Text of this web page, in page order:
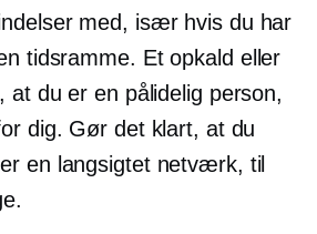
med, især hvis du har
tidsramme. Et opkald eller
at du er en pålidelig person,
dig. Gør det klart, at du
en langsigtetnetværk, til